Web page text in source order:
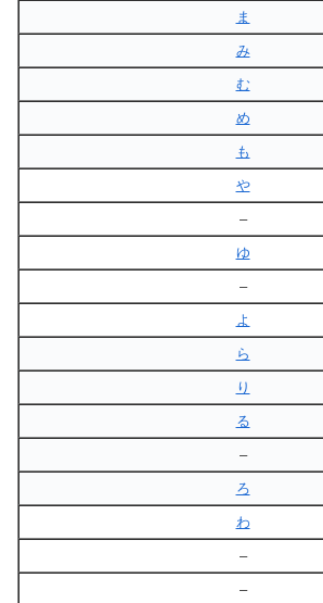
ま
み
む
め
も
や
–
ゆ
–
よ
ら
り
る
–
ろ
わ
–
–